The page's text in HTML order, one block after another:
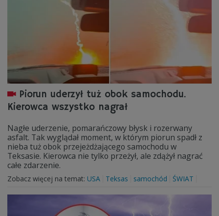
Piorun uderzył tuż obok samochodu.
Kierowca wszystko nagrał
Nagłe uderzenie, pomarańczowy błysk i rozerwany
asfalt. Tak wyglądał moment, w którym piorun spadł z
nieba tuż obok przejeżdżającego samochodu w
Teksasie. Kierowca nie tylko przeżył, ale zdążył nagrać
całe zdarzenie.
Zobacz więcej na temat: USA Teksas samochód ŚWIAT